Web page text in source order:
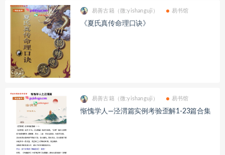
易善古籍（微:yishanguji） 易书馆
《夏氏真传命理口诀》
易善古籍（微:yishanguji） 易书馆
惭愧学人—泾渭篇实例考验歪解1-23篇合集